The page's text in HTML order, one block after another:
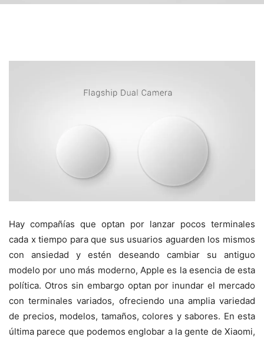
Hay compañías que optan por lanzar pocos terminales
cada x tiempo para que sus usuarios aguarden los mismos
con ansiedad y estén deseando cambiar su antiguo
modelo por uno más moderno, Apple es la esencia de esta
política. Otros sin embargo optan por inundar el mercado
con terminales variados, ofreciendo una amplia variedad
de precios, modelos, tamaños, colores y sabores. En esta
última parece que podemos englobar a la gente de Xiaomi,